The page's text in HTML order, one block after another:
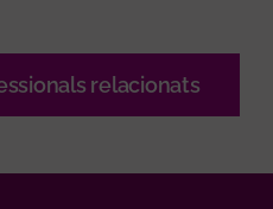
relacionats